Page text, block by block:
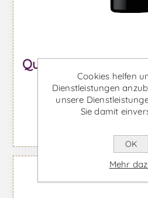
Quinta Foz de
Santa Maria -
Ab €86,39
Cookies helfen
Dienstleistungen
unsere
Sie damit
OK
Mehr